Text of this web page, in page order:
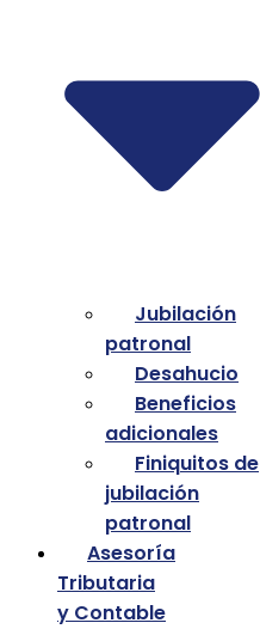
Jubilación
patronal
Desahucio
Beneficios
adicionales
Finiquitos de
jubilación
patronal
Asesoría
Tributaria
y Contable